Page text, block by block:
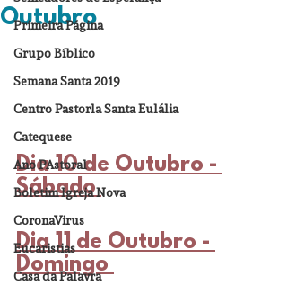
Primeira Página
Grupo Bíblico
Semana Santa 2019
Centro Pastorla Santa Eulália
Catequese
Ano PAstoral
Boletim Igreja Nova
CoronaVirus
Eucaristias
Casa da Palavra
Outubro
Dia 10 de Outubro -
Sábado
Dia 11 de Outubro -
Domingo